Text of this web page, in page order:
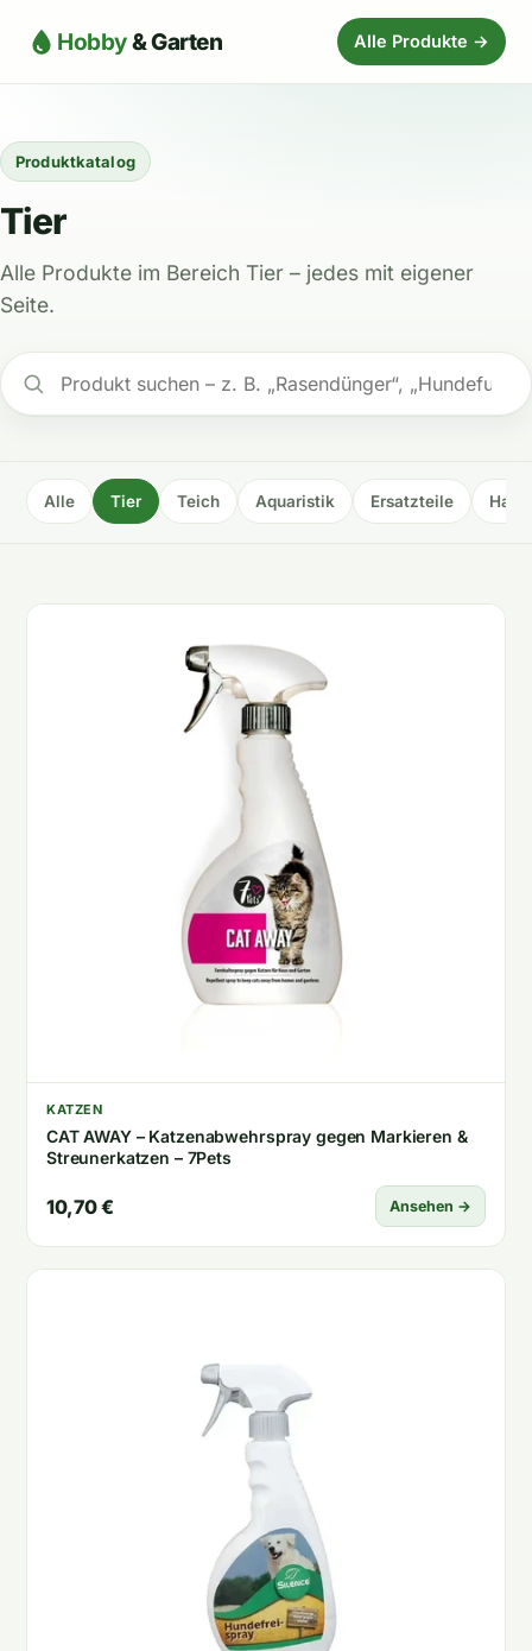
Hobby& Garten Alle Produkte →
Produktkatalog
Tier
Alle Produkte im Bereich Tier – jedes mit eigener
Seite.
Alle Tier Teich Aquaristik Ersatzteile
KATZEN
CAT AWAY – Katzenabwehrspray gegen Markieren &
Streunerkatzen – 7Pets
10,70 € Ansehen →